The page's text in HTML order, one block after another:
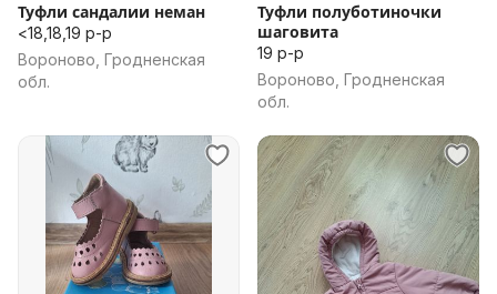
Туфли сандалии неман
<18,18,19 р-р
Вороново, Гродненская
обл.
Туфли полуботиночки
шаговита
19 р-р
Вороново, Гродненская
обл.